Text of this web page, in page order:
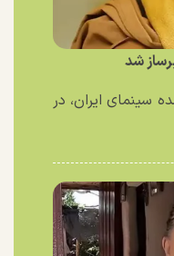
شد
سینمای ایران، در